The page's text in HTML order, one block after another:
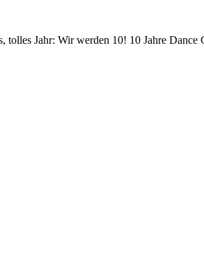
Jahr: Wir werden 10! 10 Jahre